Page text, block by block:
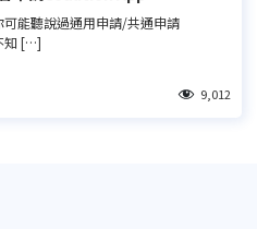
能聽說過通用申請/共通申請
知 […]
9,012